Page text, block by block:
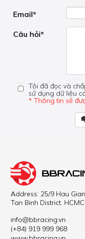
Email*
Câu hỏi*
Tôi đã đọc và
sử dụng dữ liệu
* Thông tin sẽ
Address: 25/9 Hau
Tan Binh District. HCMC
info@bbracing.vn
(+84) 919 999 968